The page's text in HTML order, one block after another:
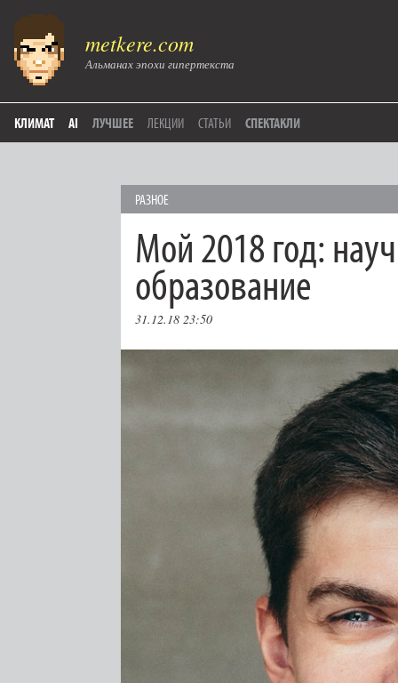
metkere.com
Альманах эпохи гипертекста
КЛИМАТ AI ЛУЧШЕЕ ЛЕКЦИИ СТАТЬИ СПЕКТАКЛИ
РАЗНОЕ
Мой 2018 год:
образование
31.12.18 23:50